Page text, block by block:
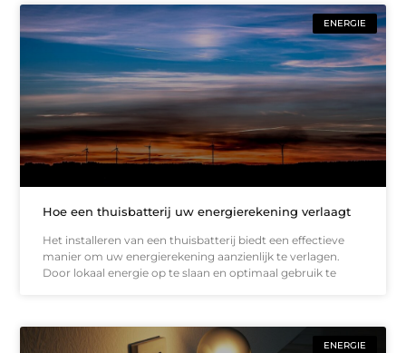
ENERGIE
Hoe een thuisbatterij uw energierekening verlaagt
Het installeren van een thuisbatterij biedt een effectieve
manier om uw energierekening aanzienlijk te verlagen.
Door lokaal energie op te slaan en optimaal gebruik te
ENERGIE